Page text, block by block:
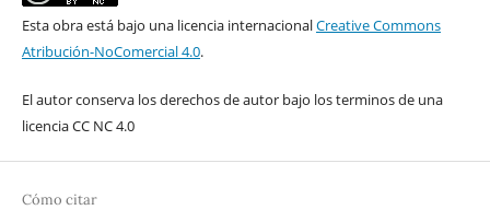
Esta obra está bajo una licencia internacionalCreative Commons
Atribución-NoComercial 4.0.
El autor conserva los derechos de autor bajo los terminos de una
licencia CC NC 4.0
Cómo citar